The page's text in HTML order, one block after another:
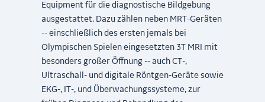
Equipment für die diagnostische Bildgebung
ausgestattet. Dazu zählen neben MRT-Geräten
-- einschließlich des ersten jemals bei
Olympischen Spielen eingesetzten 3T MRI mit
besonders großer Öffnung -- auch CT-,
Ultraschall- und digitale Röntgen-Geräte sowie
EKG-, IT-, und Überwachungssysteme, zur